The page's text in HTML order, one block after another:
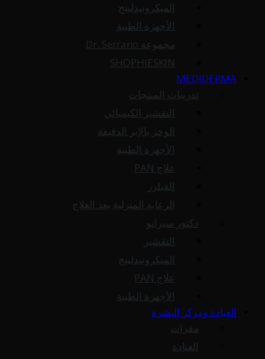
الميكرونيدلينج
الأجهزة الطبية
مجموعة Dr. Serrano
SHOPHIESKIN
MEDIDERMA
تدريبات المنتجات
التقشير الكيميائي
الوخز بالإبر الدقيقة
الأجهزة الطبية
علاج PAN
الفيلرز
الرعاية المنزلية بعد العلاج
دكتور سيرانو
التقشير
الميكرونيدلينج
علاج PAN
الأجهزة الطبية
العيادة ومركز البشرة
مقرات
العيادة